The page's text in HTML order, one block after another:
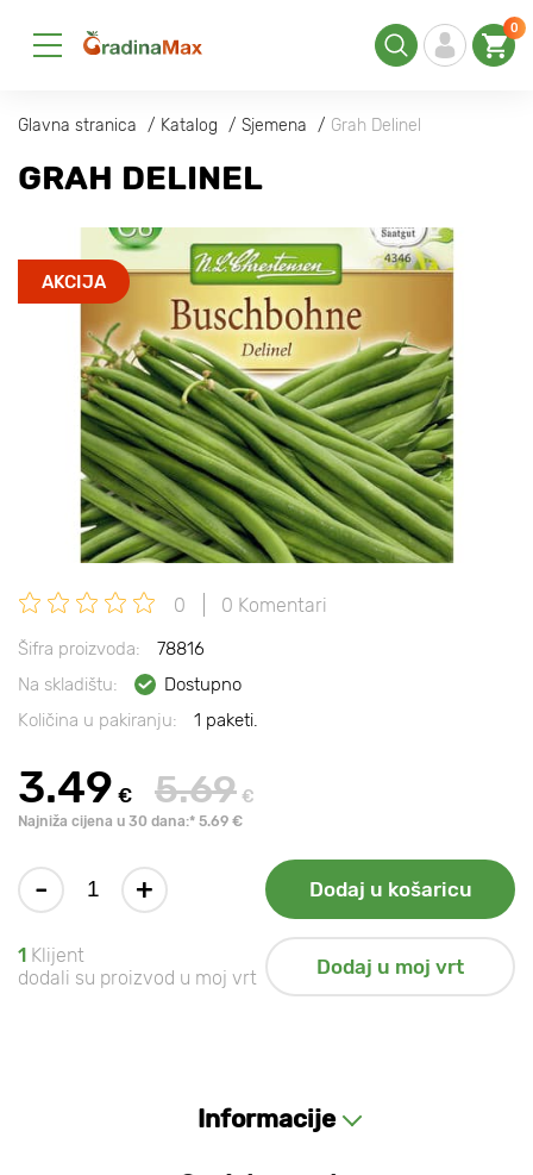
0
Glavna stranica Katalog Sjemena Grah Delinel
GRAH DELINEL
AKCIJA
0 0 Komentari
Šifra proizvoda:
78816
Na skladištu:
Dostupno
Količina u pakiranju:
1 paketi.
3.49 € 5.69 €
Najniža cijena u 30 dana:* 5.69 €
- + Dodaj u košaricu
1 Klijent
dodali su proizvod u moj vrt
Dodaj u moj vrt
Informacije